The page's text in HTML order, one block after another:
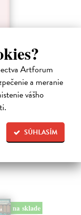
Artforum
a meranie
vášho
SÚHLASÍM
vracia s
aj prijatia.
na sklade